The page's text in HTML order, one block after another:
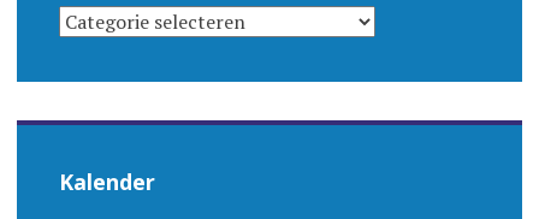
CATEGORIEËN
Kalender